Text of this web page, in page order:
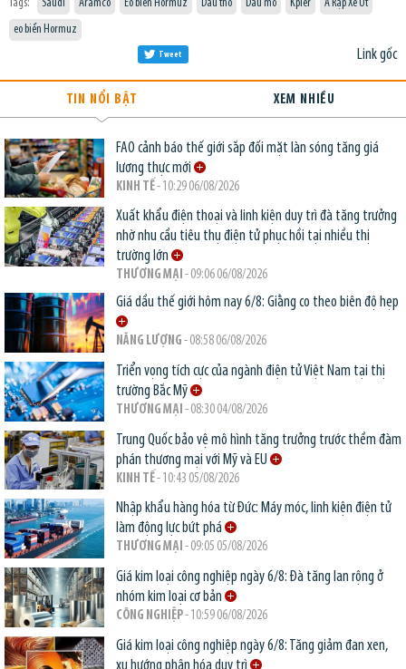
Tags: Saudi Aramco Eo biển Hormuz Dầu thô Dầu mỏ Kpler
Ả Rập Xê Út
eo biển Hormuz
Link gốc
Tweet
TIN NỔI BẬT XEM NHIỀU
FAO cảnh báo thế giới sắp đối mặt làn sóng tăng giá
lương thực mới
KINH TẾ- 10:29 06/08/2026
Xuất khẩu điện thoại và linh kiện duy trì đà tăng trưởng
nhờ nhu cầu tiêu thụ điện tử phục hồi tại nhiều thị
trường lớn
THƯƠNG MẠI - 09:06 06/08/2026
Giá dầu thế giới hôm nay 6/8: Giằng co theo biên độ hẹp
NĂNG LƯỢNG - 08:58 06/08/2026
Triển vọng tích cực của ngành điện tử Việt Nam tại thị
trường Bắc Mỹ
THƯƠNG MẠI - 08:30 04/08/2026
Trung Quốc bảo vệ mô hình tăng trưởng trước thềm đàm
phán thương mại với Mỹ và EU
KINH TẾ- 10:43 05/08/2026
Nhập khẩu hàng hóa từ Đức: Máy móc, linh kiện điện tử
làm động lực bứt phá
THƯƠNG MẠI - 09:05 05/08/2026
Giá kim loại công nghiệp ngày 6/8: Đà tăng lan rộng ở
nhóm kim loại cơ bản
CÔNG NGHIỆP- 10:59 06/08/2026
Giá kim loại công nghiệp ngày 6/8: Tăng giảm đan xen,
xu hướng phân hóa duy trì